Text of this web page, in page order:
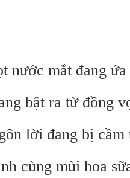
nước mắt đang
bật ra từ đồng
lời đang bị cầm
cùng mùi hoa